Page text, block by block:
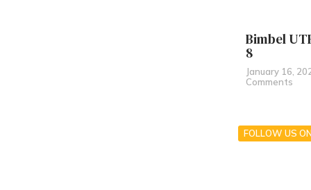
Bimbel
8
January 16,
Comments
FOLLOW US